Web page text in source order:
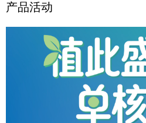
产品活动